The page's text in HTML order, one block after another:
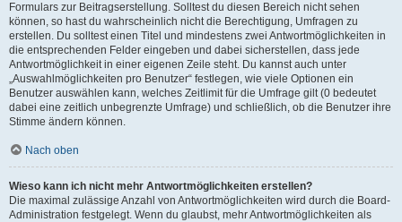
Formulars zur Beitragserstellung. Solltest du diesen Bereich nicht sehen
können, so hast du wahrscheinlich nicht die Berechtigung, Umfragen zu
erstellen. Du solltest einen Titel und mindestens zwei Antwortmöglichkeiten in
die entsprechenden Felder eingeben und dabei sicherstellen, dass jede
Antwortmöglichkeit in einer eigenen Zeile steht. Du kannst auch unter
„Auswahlmöglichkeiten pro Benutzer“ festlegen, wie viele Optionen ein
Benutzer auswählen kann, welches Zeitlimit für die Umfrage gilt (0 bedeutet
dabei eine zeitlich unbegrenzte Umfrage) und schließlich, ob die Benutzer ihre
Stimme ändern können.
Nach oben
Wieso kann ich nicht mehr Antwortmöglichkeiten erstellen?
Die maximal zulässige Anzahl von Antwortmöglichkeiten wird durch die Board-
Administration festgelegt. Wenn du glaubst, mehr Antwortmöglichkeiten als